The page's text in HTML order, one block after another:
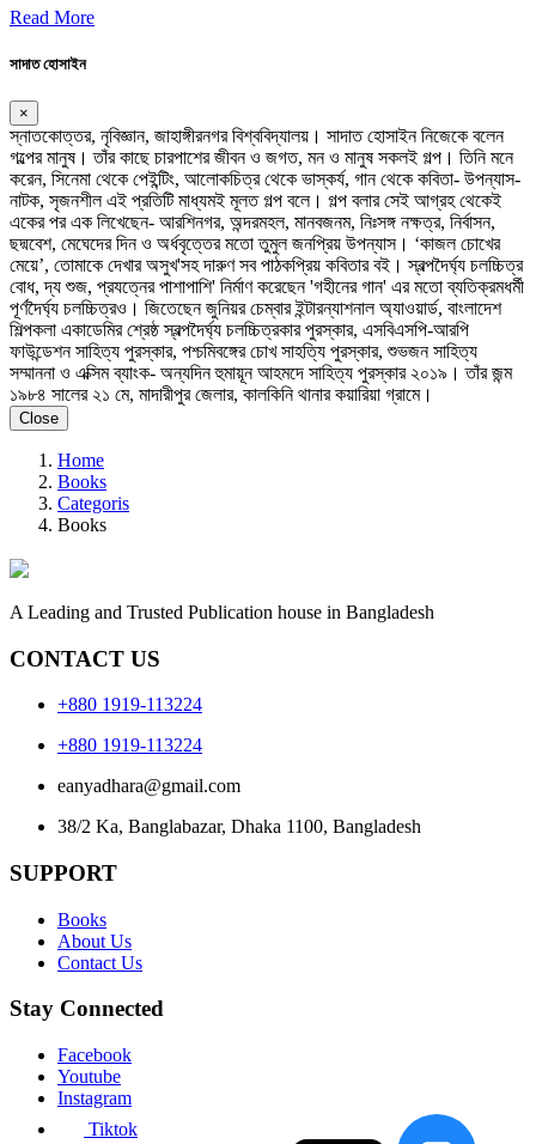
Read More
সাদাত হোসাইন
×
স্নাতকোত্তর, নৃবিজ্ঞান, জাহাঙ্গীরনগর বিশ্ববিদ্যালয়। সাদাত হোসাইন নিজেকে বলেন
গল্পের মানুষ। তাঁর কাছে চারপাশের জীবন ও জগত, মন ও মানুষ সকলই গল্প। তিনি মনে
করেন, সিনেমা থেকে পেইন্টিং, আলোকচিত্র থেকে ভাস্কর্য, গান থেকে কবিতা- উপন্যাস-
নাটক, সৃজনশীল এই প্রতিটি মাধ্যমই মূলত গল্প বলে। গল্প বলার সেই আগ্রহ থেকেই
একের পর এক লিখেছেন- আরশিনগর, অন্দরমহল, মানবজনম, নিঃসঙ্গ নক্ষত্র, নির্বাসন,
ছদ্মবেশ, মেঘেদের দিন ও অর্ধবৃত্তের মতো তুমুল জনপ্রিয় উপন্যাস। ‘কাজল চোখের
মেয়ে’, তোমাকে দেখার অসুখ'সহ দারুণ সব পাঠকপ্রিয় কবিতার বই। স্বল্পদৈর্ঘ্য চলচ্চিত্র
বোধ, দ্য শুজ, প্রযত্নের পাশাপাশি' নির্মাণ করেছেন 'গহীনের গান' এর মতো ব্যতিক্রমধর্মী
পূর্ণদৈর্ঘ্য চলচ্চিত্রও। জিতেছেন জুনিয়র চেম্বার ইন্টারন্যাশনাল অ্যাওয়ার্ড, বাংলাদেশ
শিল্পকলা একাডেমির শ্রেষ্ঠ স্বল্পদৈর্ঘ্য চলচ্চিত্রকার পুরস্কার, এসবিএসপি-আরপি
ফাউন্ডেশন সাহিত্য পুরস্কার, পশ্চমিবঙ্গের চোখ সাহত্যি পুরস্কার, শুভজন সাহিত্য
সম্মাননা ও এক্সিম ব্যাংক- অন্যদিন হুমায়ূন আহমদে সাহিত্য পুরস্কার ২০১৯। তাঁর জন্ম
১৯৮৪ সালের ২১ মে, মাদারীপুর জেলার, কালকিনি থানার কয়ারিয়া গ্রামে।
Close
Home
Books
Categoris
Books
A Leading and Trusted Publication house in Bangladesh
CONTACT US
+880 1919-113224
+880 1919-113224
eanyadhara@gmail.com
38/2 Ka, Banglabazar, Dhaka 1100, Bangladesh
SUPPORT
Books
About Us
Contact Us
Stay Connected
Facebook
Youtube
Instagram
Tiktok